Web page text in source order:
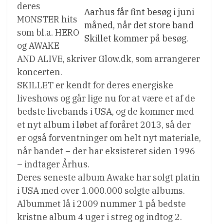
Aarhus får fint besøg i juni
måned, når det store band
Skillet kommer på besøg.
deres
MONSTER hits
som bl.a. HERO
og AWAKE
AND ALIVE, skriver Glow.dk, som arrangerer
koncerten.
SKILLET er kendt for deres energiske
liveshows og går lige nu for at være et af de
bedste livebands i USA, og de kommer med
et nyt album i løbet af foråret 2013, så der
er også forventninger om helt nyt materiale,
når bandet – der har eksisteret siden 1996
– indtager Århus.
Deres seneste album Awake har solgt platin
i USA med over 1.000.000 solgte albums.
Albummet lå i 2009 nummer 1 på bedste
kristne album 4 uger i streg og indtog 2.